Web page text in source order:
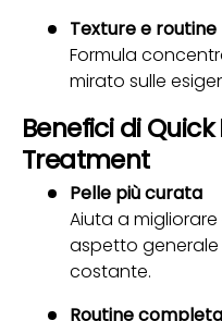
Texture e routine
Formula
mirato sulle
Benefici di
Treatment
Pelle più curata
Aiuta a
aspetto generale
costante.
Routine completa